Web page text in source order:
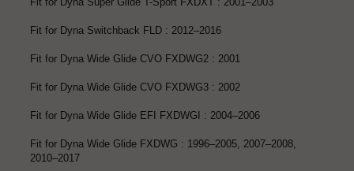
Fit for Dyna Switchback FLD : 2012–2016
Fit for Dyna Wide Glide CVO FXDWG2 : 2001
Fit for Dyna Wide Glide CVO FXDWG3 : 2002
Fit for Dyna Wide Glide EFI FXDWGI : 2004–2006
Fit for Dyna Wide Glide FXDWG : 1996–2005, 2007–2008,
2010–2017